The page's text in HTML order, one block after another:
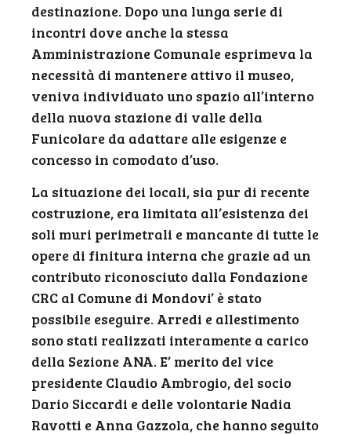
destinazione. Dopo una lunga serie di
incontri dove anche la stessa
Amministrazione Comunale esprimeva la
necessità di mantenere attivo il museo,
veniva individuato uno spazio all’interno
della nuova stazione di valle della
Funicolare da adattare alle esigenze e
concesso in comodato d’uso.
La situazione dei locali, sia pur di recente
costruzione, era limitata all’esistenza dei
soli muri perimetrali e mancante di tutte le
opere di finitura interna che grazie ad un
contributo riconosciuto dalla Fondazione
CRC al Comune di Mondovi’ è stato
possibile eseguire. Arredi e allestimento
sono stati realizzati interamente a carico
della Sezione ANA. E’ merito del vice
presidente Claudio Ambrogio, del socio
Dario Siccardi e delle volontarie Nadia
Ravotti e Anna Gazzola, che hanno seguito